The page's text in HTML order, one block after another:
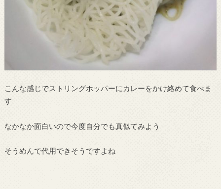
こんな感じでストリングホッパーにカレーをかけ絡めて食べま
す
なかなか面白いので今度自分でも真似てみよう
そうめんで代用できそうですよね